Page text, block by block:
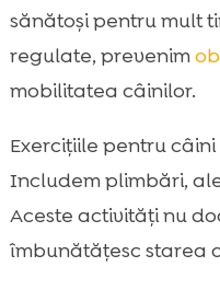
sănătoși pentru mult
regulate, prevenim
mobilitatea câinilor.
Exercițiile pentru
Includem plimbări,
Aceste activități nu
îmbunătățesc starea